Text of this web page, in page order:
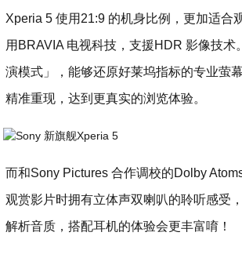
Xperia 5 使用21:9 的机身比例，更加适合
用BRAVIA 电视科技，支援HDR 影像技术
演模式」，能够还原好莱坞指标的专业萤
精准重现，达到更真实的浏览体验。
而和Sony Pictures 合作调校的Dolby
观赏影片时拥有立体声双喇叭的聆听感受
解析音质，搭配耳机的体验会更丰富唷！